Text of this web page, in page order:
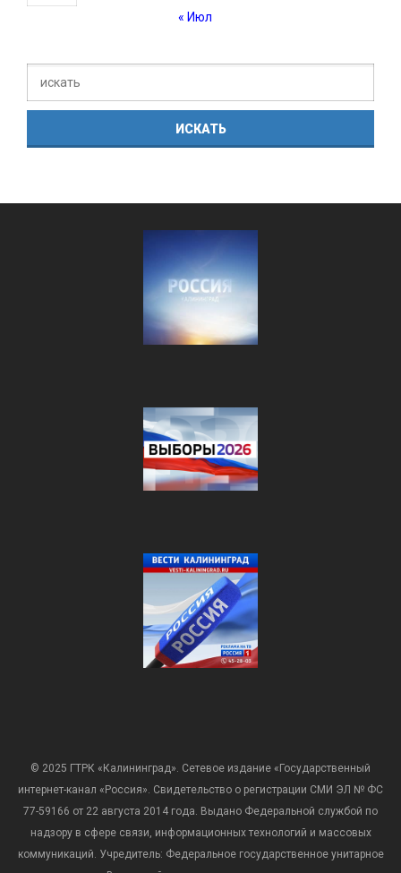
« Июл
© 2025 ГТРК «Калининград». Сетевое издание «Государственный
интернет-канал «Россия». Свидетельство о регистрации СМИ ЭЛ № ФС
77-59166 от 22 августа 2014 года. Выдано Федеральной службой по
надзору в сфере связи, информационных технологий и массовых
коммуникаций. Учредитель: Федеральное государственное унитарное